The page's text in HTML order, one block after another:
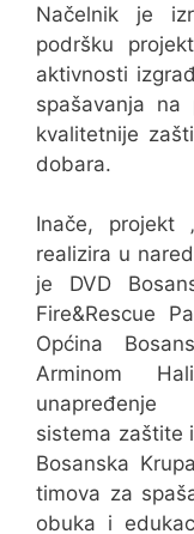
Načelnik je
podršku
aktivnosti
spašavanja
kvalitetnije
dobara.
Inače, projekt
realizira u
je DVD
Fire&Rescue
Općina
Arminom
unapređenje
sistema zaštite
Bosanska
timova za
obuka i